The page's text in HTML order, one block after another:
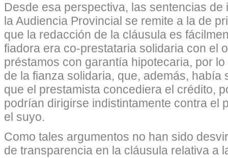
Desde esa perspectiva, las sentencias
la Audiencia Provincial se remite a la de
que la redacción de la cláusula es
fiadora era co-prestataria solidaria con el
préstamos con garantía hipotecaria, por
de la fianza solidaria, que, además,
que el prestamista concediera el crédito,
podrían dirigirse indistintamente contra el
el suyo.
Como tales argumentos no han sido
de transparencia en la cláusula relativa a